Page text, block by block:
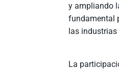
y ampliando
fundamental
las industrias
La